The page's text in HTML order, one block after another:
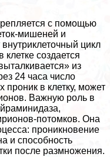
с помощью
мишеней и
внутриклеточный цикл
создается
из
24 часа число
проник в клетку, может
Важную роль в
потомков. Она
проникновение
и способность
после размножения.